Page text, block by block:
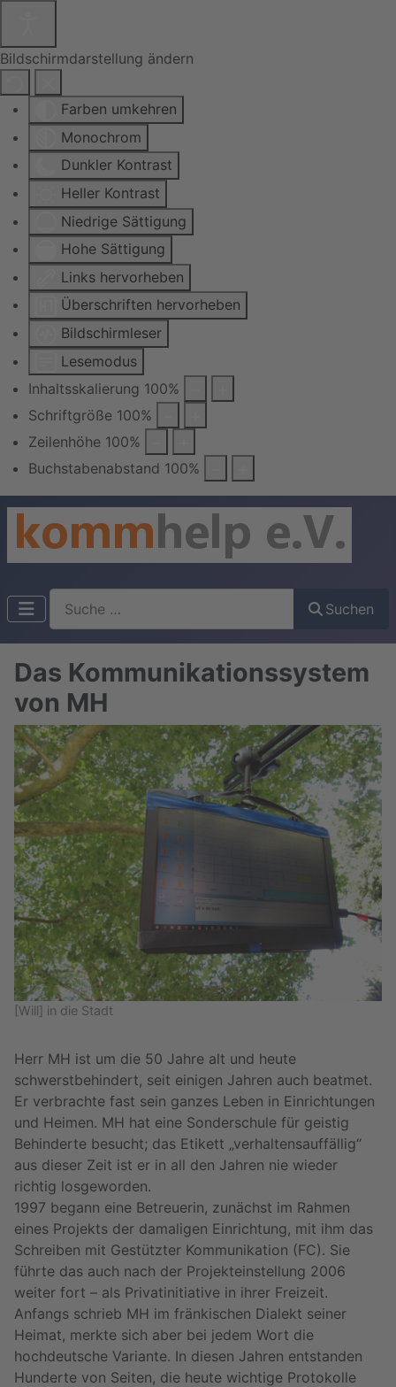
Bildschirmdarstellung ändern
Farben umkehren
Monochrom
Dunkler Kontrast
Heller Kontrast
Niedrige Sättigung
Hohe Sättigung
Links hervorheben
Überschriften hervorheben
Bildschirmleser
Lesemodus
Inhaltsskalierung 100%
Schriftgröße 100%
Zeilenhöhe 100%
Buchstabenabstand 100%
Suchen
Das Kommunikationssystem
von MH
[Will] in die Stadt
Herr MH ist um die 50 Jahre alt und heute
schwerstbehindert, seit einigen Jahren auch beatmet.
Er verbrachte fast sein ganzes Leben in Einrichtungen
und Heimen. MH hat eine Sonderschule für geistig
Behinderte besucht; das Etikett „verhaltensauffällig“
aus dieser Zeit ist er in all den Jahren nie wieder
richtig losgeworden.
1997 begann eine Betreuerin, zunächst im Rahmen
eines Projekts der damaligen Einrichtung, mit ihm das
Schreiben mit Gestützter Kommunikation (FC). Sie
führte das auch nach der Projekteinstellung 2006
weiter fort – als Privatinitiative in ihrer Freizeit.
Anfangs schrieb MH im fränkischen Dialekt seiner
Heimat, merkte sich aber bei jedem Wort die
hochdeutsche Variante. In diesen Jahren entstanden
Hunderte von Seiten, die heute wichtige Protokolle